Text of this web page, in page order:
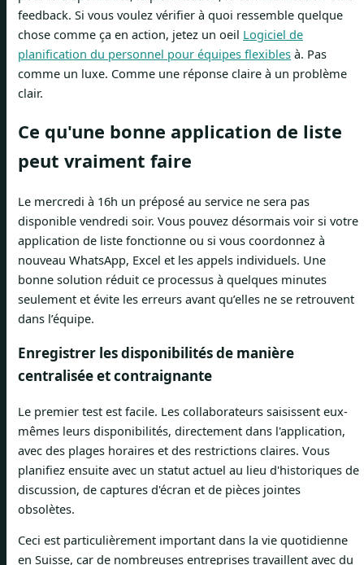
feedback. Si vous voulez vérifier à quoi ressemble quelque
chose comme ça en action, jetez un oeil Logiciel de
planification du personnel pour équipes flexibles à. Pas
comme un luxe. Comme une réponse claire à un problème
clair.
Ce qu'une bonne application de liste
peut vraiment faire
Le mercredi à 16h un préposé au service ne sera pas
disponible vendredi soir. Vous pouvez désormais voir si votre
application de liste fonctionne ou si vous coordonnez à
nouveau WhatsApp, Excel et les appels individuels. Une
bonne solution réduit ce processus à quelques minutes
seulement et évite les erreurs avant qu’elles ne se retrouvent
dans l’équipe.
Enregistrer les disponibilités de manière
centralisée et contraignante
Le premier test est facile. Les collaborateurs saisissent eux-
mêmes leurs disponibilités, directement dans l'application,
avec des plages horaires et des restrictions claires. Vous
planifiez ensuite avec un statut actuel au lieu d'historiques de
discussion, de captures d'écran et de pièces jointes
obsolètes.
Ceci est particulièrement important dans la vie quotidienne
en Suisse, car de nombreuses entreprises travaillent avec du